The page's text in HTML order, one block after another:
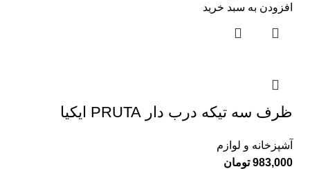
افزودن به سبد خرید
ظرف سه تيكه درب دار PRUTA ايكيا
آشپزخانه و لوازم
983,000 تومان